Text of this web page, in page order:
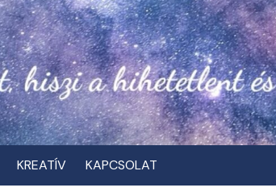
KREATÍV KAPCSOLAT